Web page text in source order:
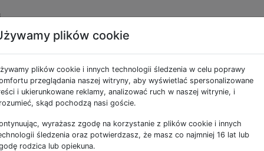
jako pathtracing
Monte Carlo śledzenia ścieżki dla fizycznie
BRDF
to zrobić, ponieważ „ Diabeł tkwi w szczegółach ” :)
dobrze na idealnie rozproszone (lambertowskie)
plików cookie
plików cookie i innych technologii śledzenia w celu poprawy
przeglądania naszej witryny, aby wyświetlać spersonalizowane
i ukierunkowane reklamy, analizować ruch w naszej witrynie, i
skąd pochodzą nasi goście.
wyrażasz zgodę na korzystanie z plików cookie i innych
śledzenia oraz potwierdzasz, że masz co najmniej 16 lat lub
rodzica lub opiekuna.